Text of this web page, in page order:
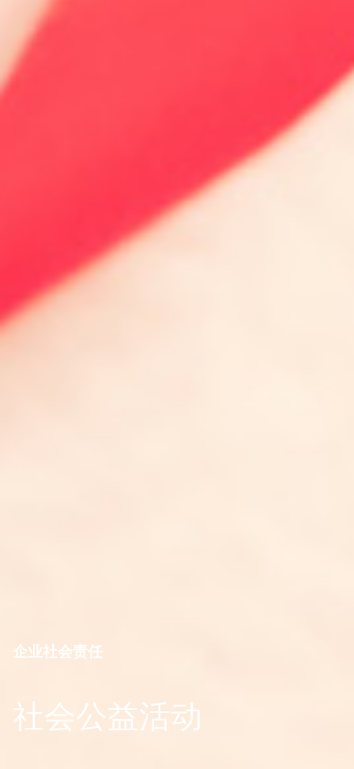
企业社会责任
社会公益活动